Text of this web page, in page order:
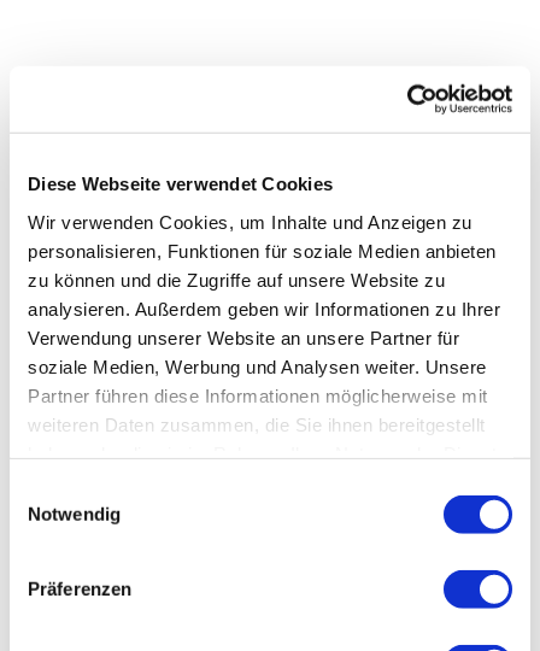
Diese Webseite verwendet Cookies
Wir verwenden Cookies, um Inhalte und Anzeigen zu
personalisieren, Funktionen für soziale Medien anbieten
zu können und die Zugriffe auf unsere Website zu
analysieren. Außerdem geben wir Informationen zu Ihrer
Verwendung unserer Website an unsere Partner für
soziale Medien, Werbung und Analysen weiter. Unsere
Partner führen diese Informationen möglicherweise mit
weiteren Daten zusammen, die Sie ihnen bereitgestellt
Notwendig
Präferenzen